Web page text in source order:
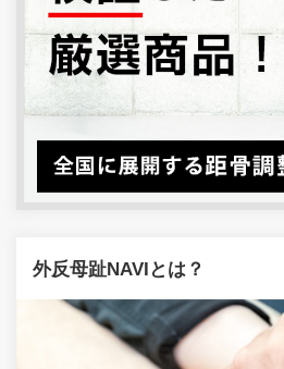
外反母趾NAVIとは？